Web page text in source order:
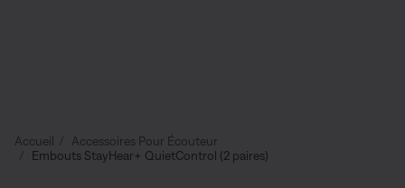
Accueil
Accessoires Pour Écouteur
Embouts StayHear+ QuietControl (2 paires)